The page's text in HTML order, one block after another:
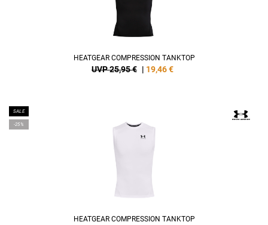
HEATGEAR COMPRESSION TANKTOP
UVP 25,95 € | 19,46€
SALE
-25%
HEATGEAR COMPRESSION TANKTOP